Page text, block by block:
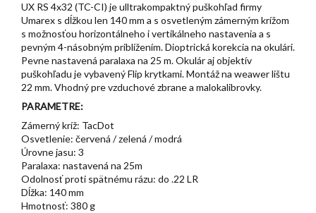
UX RS 4x32 (TC-CI) je ulltrakompaktný puškohľad firmy
Umarex s dĺžkou len 140 mm a s osvetleným zámerným krížom
s možnosťou horizontálneho i vertikálneho nastavenia a s
pevným 4-násobným priblížením. Dioptrická korekcia na okulári.
Pevne nastavená paralaxa na 25 m. Okulár aj objektív
puškohľadu je vybavený Flip krytkami. Montáž na weawer lištu
22 mm. Vhodný pre vzduchové zbrane a malokalibrovky.
PARAMETRE:
Zámerný kríž: TacDot
Osvetlenie: červená / zelená / modrá
Úrovne jasu: 3
Paralaxa: nastavená na 25m
Odolnosť proti spätnému rázu: do .22 LR
Dĺžka: 140 mm
Hmotnosť: 380 g